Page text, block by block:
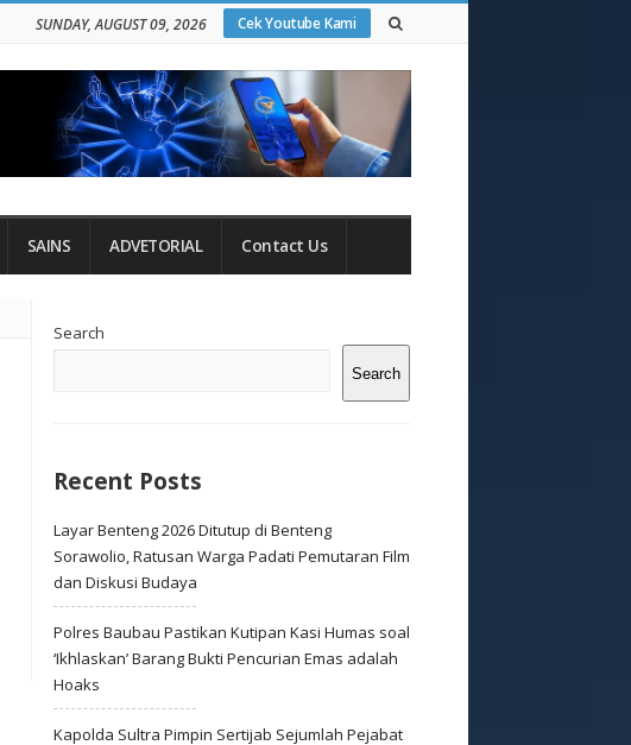
Cek Youtube Kami
SUNDAY, AUGUST 09, 2026
SAINS ADVETORIAL Contact Us
Sidebar
Search
Search
Recent Posts
Layar Benteng 2026 Ditutup di Benteng
Sorawolio, Ratusan Warga Padati Pemutaran Film
dan Diskusi Budaya
Polres Baubau Pastikan Kutipan Kasi Humas soal
‘Ikhlaskan’ Barang Bukti Pencurian Emas adalah
Hoaks
Kapolda Sultra Pimpin Sertijab Sejumlah Pejabat